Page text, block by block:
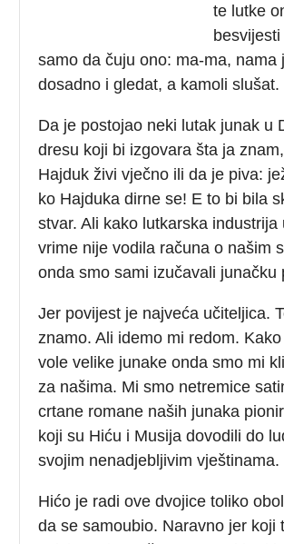
te lutke
samo da čuju ono: ma-ma, nama
dosadno i gledat, a kamoli slušat.
Da je postojao neki lutak junak u
dresu koji bi izgovara šta ja
Hajduk živi vječno ili da je piva:
ko Hajduka dirne se! E to bi bila
stvar. Ali kako lutkarska industrija
vrime nije vodila računa o našim
onda smo sami izučavali junačku
Jer povijest je najveća učiteljica.
znamo. Ali idemo mi redom.
vole velike junake onda smo mi
za našima. Mi smo netremice
crtane romane naših junaka
koji su Hiću i Musija dovodili do
svojim nenadjebljivim vještinama.
Hićo je radi ove dvojice toliko
da se samoubio. Naravno jer koji